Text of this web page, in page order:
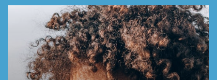
and NATRUE organic certified.